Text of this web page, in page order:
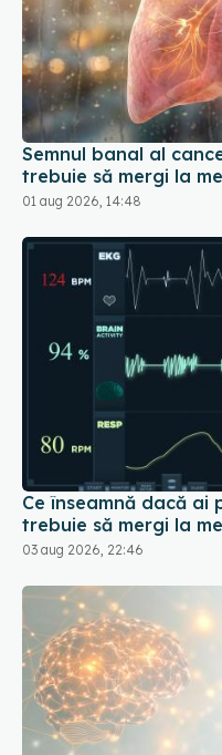
Semnul banal al
trebuie să mergi la
01 aug 2026, 14:48
Ce înseamnă dacă
trebuie să mergi la
03 aug 2026, 22:46